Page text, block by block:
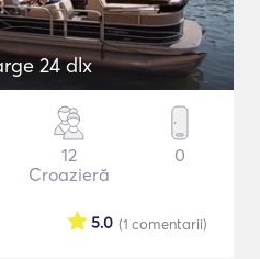
24 dlx
12
Croazieră
0
(1 comentarii)
5.0